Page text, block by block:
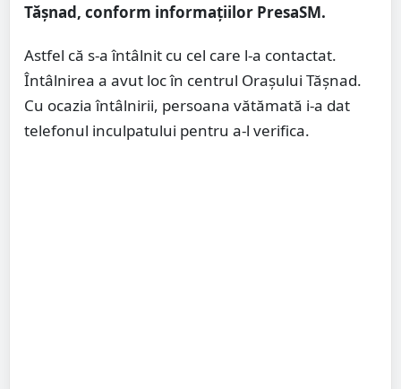
Tășnad, conform informațiilor PresaSM.
Astfel că s-a întâlnit cu cel care l-a contactat.
Întâlnirea a avut loc în centrul Orașului Tășnad.
Cu ocazia întâlnirii, persoana vătămată i-a dat
telefonul inculpatului pentru a-l verifica.